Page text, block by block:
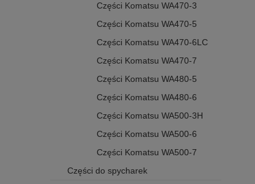
Części Komatsu WA470-3
Części Komatsu WA470-5
Części Komatsu WA470-6LC
Części Komatsu WA470-7
Części Komatsu WA480-5
Części Komatsu WA480-6
Części Komatsu WA500-3H
Części Komatsu WA500-6
Części Komatsu WA500-7
Części do spycharek